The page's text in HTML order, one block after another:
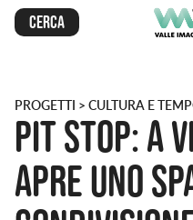
Cerca
PROGETTI > CULTURA E
Pit Stop: a
apre uno